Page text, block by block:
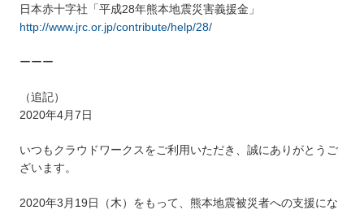
日本赤十字社「平成28年熊本地震災害義援金」
http://www.jrc.or.jp/contribute/help/28/
ーーー
（追記）
2020年4月7日
いつもクラウドワークスをご利用いただき、誠にありがとうご
ざいます。
2020年3月19日（木）をもって、熊本地震被災者への支援にな